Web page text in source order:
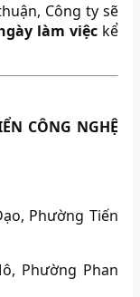
Công ty sẽ
làm việckể
CÔNG NGHỆ
Phường Tiến
Phường Phan